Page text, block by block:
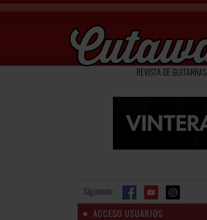
REVISTA DE GUITARRAS
Síguenos:
ACCESO USUARIOS